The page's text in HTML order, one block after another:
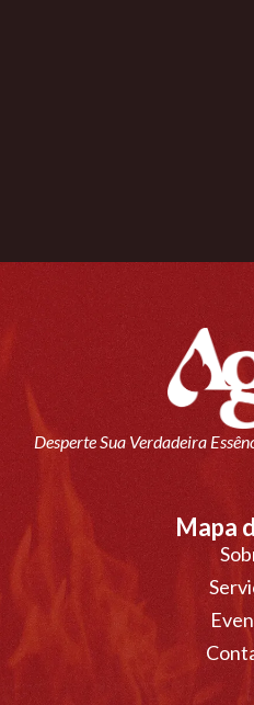
Desperte Sua Verdadeira
Mapa